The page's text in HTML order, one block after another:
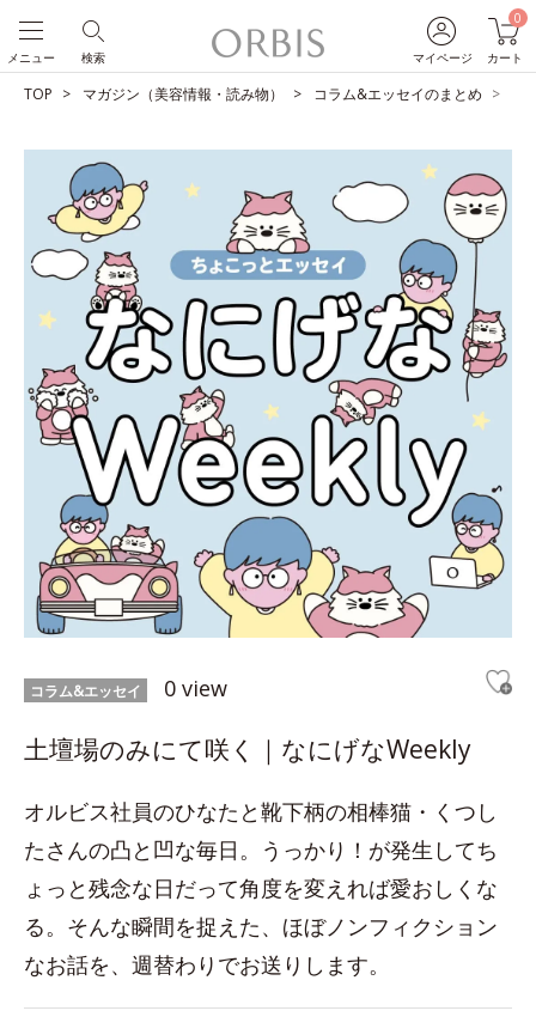
マイページ
0
カート
検索
メニュー
TOP マガジン（美容情報・読み物） コラム&エッセイのまとめ
コラム&エッセイ 0 view
土壇場のみにて咲く｜なにげなWeekly
オルビス社員のひなたと靴下柄の相棒猫・くつし
たさんの凸と凹な毎日。うっかり！が発生してち
ょっと残念な日だって角度を変えれば愛おしくな
る。そんな瞬間を捉えた、ほぼノンフィクション
なお話を、週替わりでお送りします。